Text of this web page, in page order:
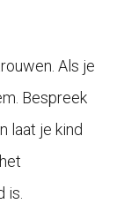
Als je
Bespreek
laat je kind
is.